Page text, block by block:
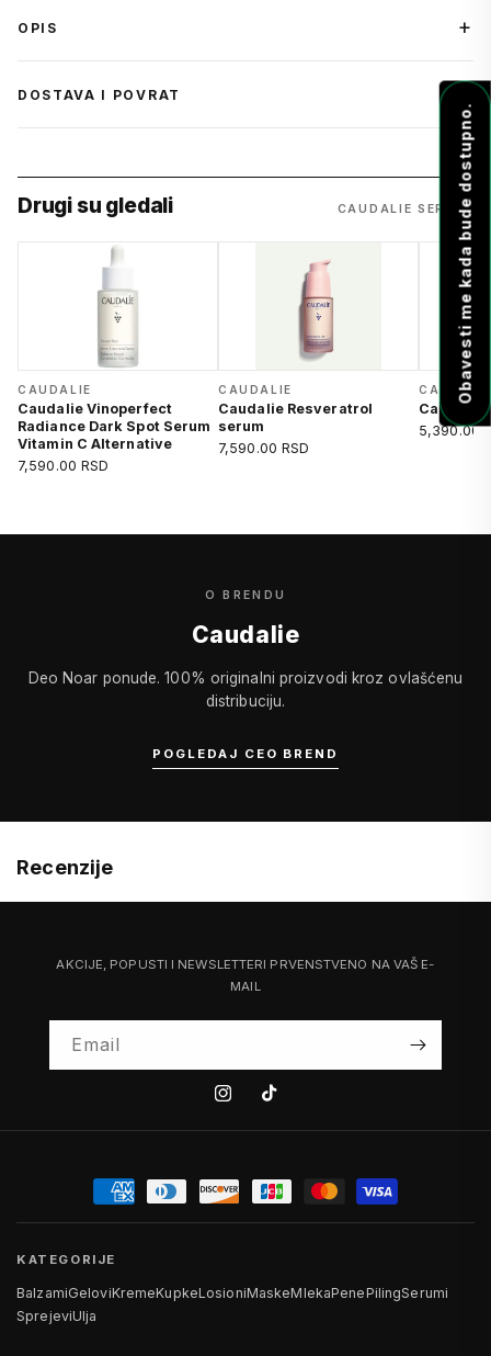
OPIS
DOSTAVA I POVRAT
Drugi su gledali CAUDALIE SERUMI
CAUDALIE
Caudalie Vinoperfect
Radiance Dark Spot Serum
Vitamin C Alternative
7,590.00 RSD
CAUDALIE
Caudalie Resveratrol
serum
7,590.00 RSD
Caudalie
5,390.00
O BRENDU
Caudalie
Deo Noar ponude. 100% originalni proizvodi kroz ovlašćenu
distribuciju.
POGLEDAJ CEO BREND
Recenzije
AKCIJE, POPUSTI I NEWSLETTERI PRVENSTVENO NA VAŠ E-
MAIL
Email
InstagramTiktok
KATEGORIJE
BalzamiGeloviKremeKupkeLosioniMaskeMlekaPenePilingSerumi
SprejeviUlja
Obavesti me kada bude dostupno.